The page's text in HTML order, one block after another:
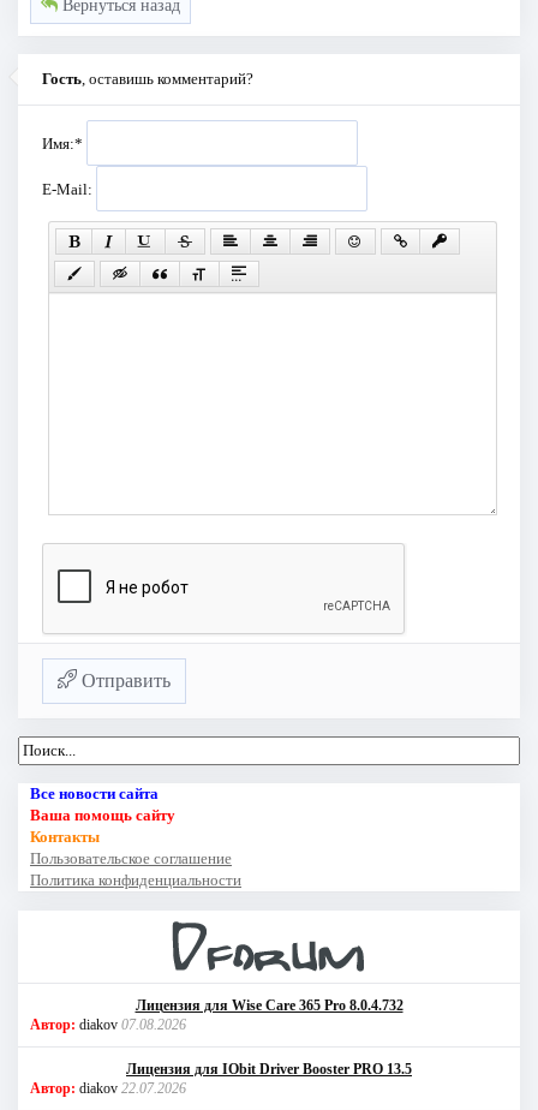
Вернуться назад
Гость , оставишь комментарий?
Имя:*
E-Mail:
Отправить
Все новости сайта
Ваша помощь сайту
Контакты
Пользовательское соглашение
Политика конфиденциальности
Лицензия для Wise Care 365 Pro 8.0.4.732
Автор: diakov 07.08.2026
Лицензия для IObit Driver Booster PRO 13.5
Автор: diakov 22.07.2026